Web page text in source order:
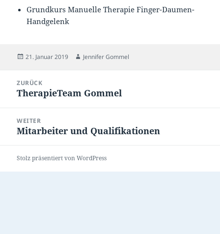
Grundkurs Manuelle Therapie Finger-Daumen-
Handgelenk
Veröffentlicht
21. Januar 2019 Autor
Jennifer Gommel
ZURÜCK
Vorheriger
TherapieTeam Gommel
WEITER
Nächster
Mitarbeiter und Qualifikationen
Stolz präsentiert von WordPress